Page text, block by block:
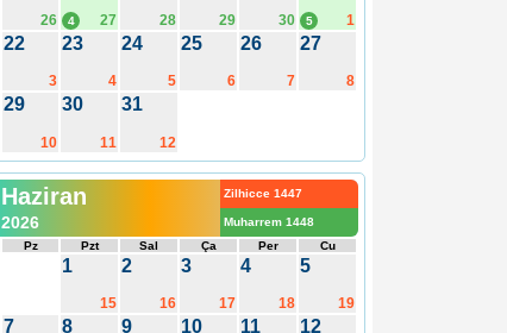
26 27
4 28 29 30 1
5
22
3
23
4
24
5
25
6
26
7
27
8
29
10
30
11
31
12
Haziran
2026
Zilhicce 1447
Muharrem 1448
Pz Pzt Sal Ça Per Cu
1
15
2
16
3
17
4
18
5
19
7 8 9 10 11 12